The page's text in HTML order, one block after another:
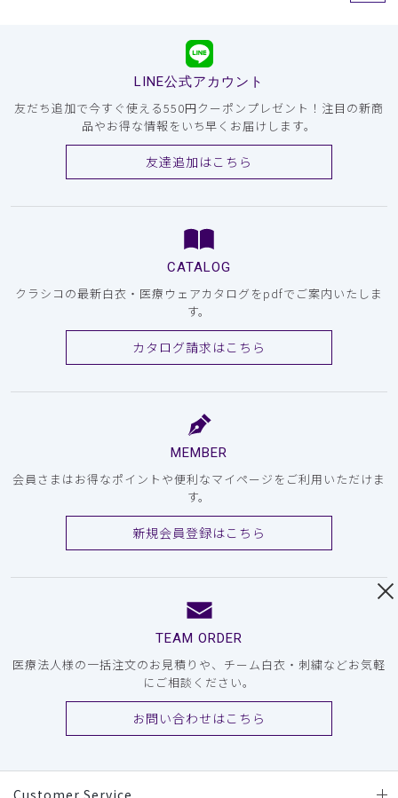
LINE公式アカウント
友だち追加で今すぐ使える550円クーポンプレゼント！注目の新商
品やお得な情報をいち早くお届けします。
友達追加はこちら
CATALOG
クラシコの最新白衣・医療ウェアカタログをpdfでご案内いたしま
す。
カタログ請求はこちら
MEMBER
会員さまはお得なポイントや便利なマイページをご利用いただけま
す。
新規会員登録はこちら
TEAM ORDER
医療法人様の一括注文のお見積りや、チーム白衣・刺繍などお気軽
にご相談ください。
お問い合わせはこちら
Customer Service